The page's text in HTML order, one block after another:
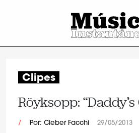
Clipes
Röyksopp:
/ Por: Cleber Facchi 29/05/2013